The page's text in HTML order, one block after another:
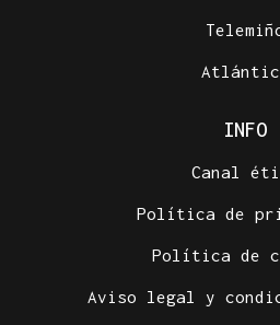
INFO
Canal
Política de
Política de
Aviso legal y